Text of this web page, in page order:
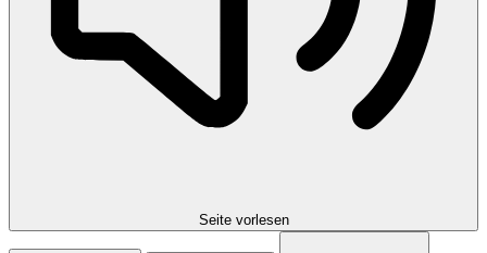
Seite vorlesen